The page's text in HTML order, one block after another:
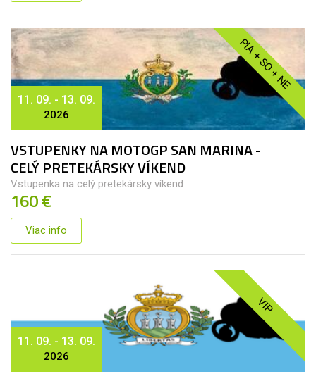
PIA + SO + NE
11. 09. - 13. 09.
2026
VSTUPENKY NA MOTOGP SAN MARINA -
CELÝ PRETEKÁRSKY VÍKEND
Vstupenka na celý pretekársky víkend
160 €
Viac info
VIP
11. 09. - 13. 09.
2026